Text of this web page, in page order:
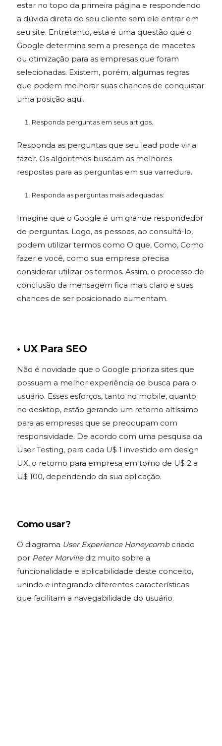
estar no topo da primeira página e respondendo
a dúvida direta do seu cliente sem ele entrar em
seu site. Entretanto, esta é uma questão que o
Google determina sem a presença de macetes
ou otimização para as empresas que foram
selecionadas. Existem, porém, algumas regras
que podem melhorar suas chances de conquistar
uma posição aqui.
Responda perguntas em seus artigos.
Responda as perguntas que seu lead pode vir a
fazer. Os algoritmos buscam as melhores
respostas para as perguntas em sua varredura.
Responda as perguntas mais adequadas:
Imagine que o Google é um grande respondedor
de perguntas. Logo, as pessoas, ao consultá-lo,
podem utilizar termos como O que, Como, Como
fazer e você, como sua empresa precisa
considerar utilizar os termos. Assim, o processo de
conclusão da mensagem fica mais claro e suas
chances de ser posicionado aumentam.
• UX Para SEO
Não é novidade que o Google prioriza sites que
possuam a melhor experiência de busca para o
usuário. Esses esforços, tanto no mobile, quanto
no desktop, estão gerando um retorno altíssimo
para as empresas que se preocupam com
responsividade. De acordo com uma pesquisa da
User Testing, para cada U$ 1 investido em design
UX, o retorno para empresa em torno de U$ 2 a
U$ 100, dependendo da sua aplicação.
Como usar?
O diagrama User Experience Honeycombcriado
por Peter Morville diz muito sobre a
funcionalidade e aplicabilidade deste conceito,
unindo e integrando diferentes características
que facilitam a navegabilidade do usuário.